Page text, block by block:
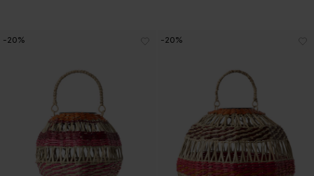
-20% -20%